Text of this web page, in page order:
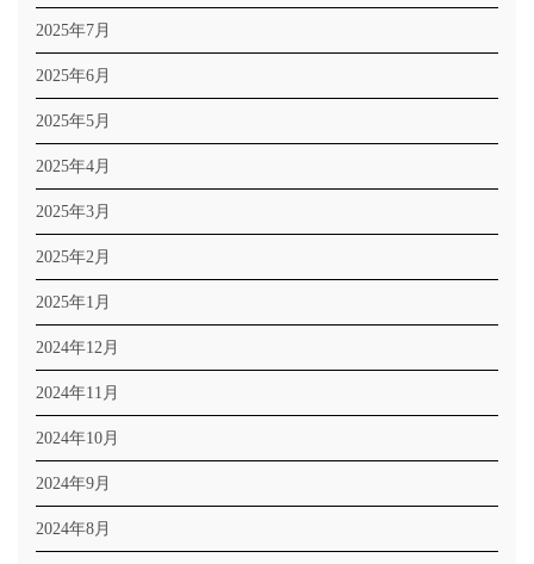
2025年7月
2025年6月
2025年5月
2025年4月
2025年3月
2025年2月
2025年1月
2024年12月
2024年11月
2024年10月
2024年9月
2024年8月